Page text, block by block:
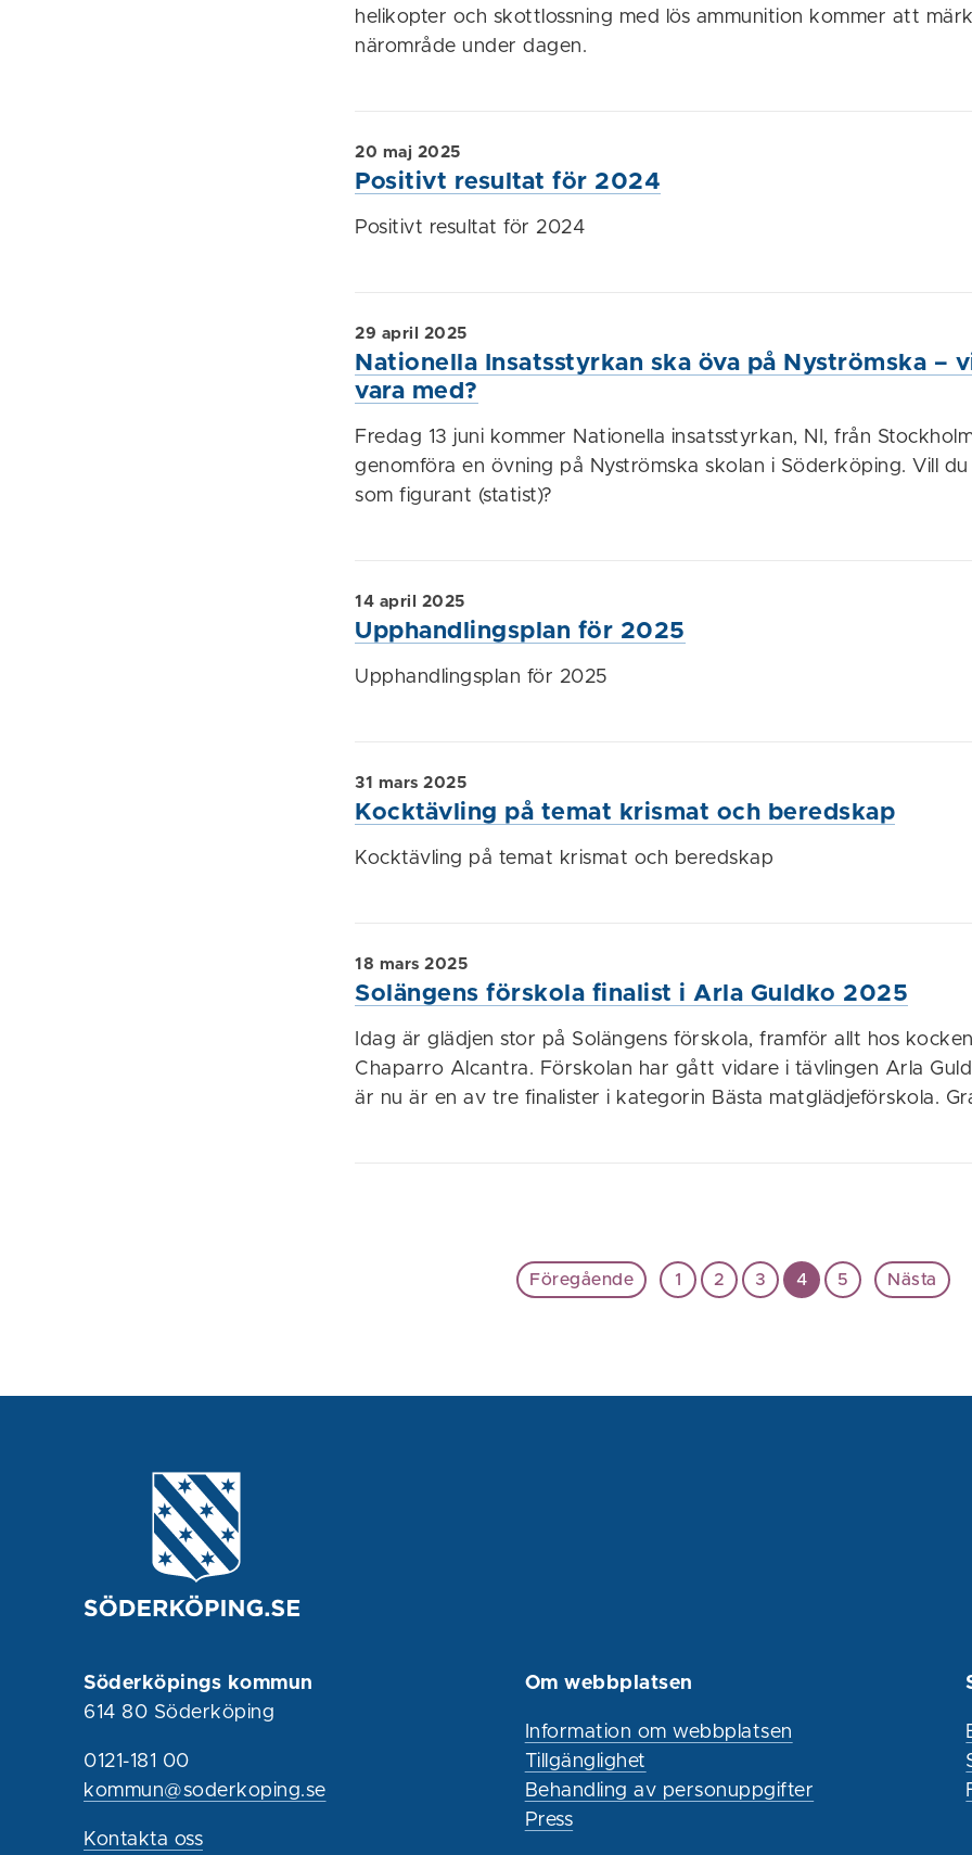
helikopter och skottlossning med lös ammunition kommer att
närområde under dagen.
Positivt resultat för 2024
20 maj 2025
Positivt resultat för 2024
Nationella Insatsstyrkan ska öva på Nyströmska –
vara med?
29 april 2025
Fredag 13 juni kommer Nationella insatsstyrkan, NI, från
genomföra en övning på Nyströmska skolan i Söderköping. Vill
som figurant (statist)?
Upphandlingsplan för 2025
14 april 2025
Upphandlingsplan för 2025
Kocktävling på temat krismat och beredskap
31 mars 2025
Kocktävling på temat krismat och beredskap
Solängens förskola finalist i Arla Guldko 2025
18 mars 2025
Idag är glädjen stor på Solängens förskola, framför allt hos
Chaparro Alcantra. Förskolan har gått vidare i tävlingen Arla
är nu är en av tre finalister i kategorin Bästa matglädjeförskola.
Föregående 1 2 3 4 5 Nästa
Söderköpings kommun
614 80 Söderköping
0121-181 00
kommun@soderkoping.se
Kontakta oss
Om webbplatsen
Information om webbplatsen
Tillgänglighet
Behandling av personuppgifter
Press